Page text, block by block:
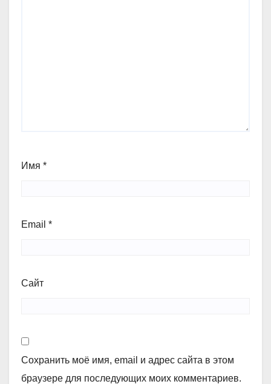
Имя *
Email *
Сайт
Сохранить моё имя, email и адрес сайта в этом
браузере для последующих моих комментариев.